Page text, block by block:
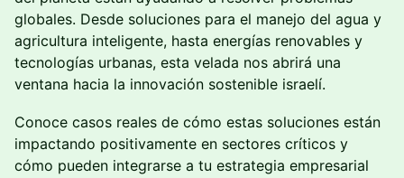
globales. Desde soluciones para el manejo del agua y
agricultura inteligente, hasta energías renovables y
tecnologías urbanas, esta velada nos abrirá una
ventana hacia la innovación sostenible israelí.
Conoce casos reales de cómo estas soluciones están
impactando positivamente en sectores críticos y
cómo pueden integrarse a tu estrategia empresarial